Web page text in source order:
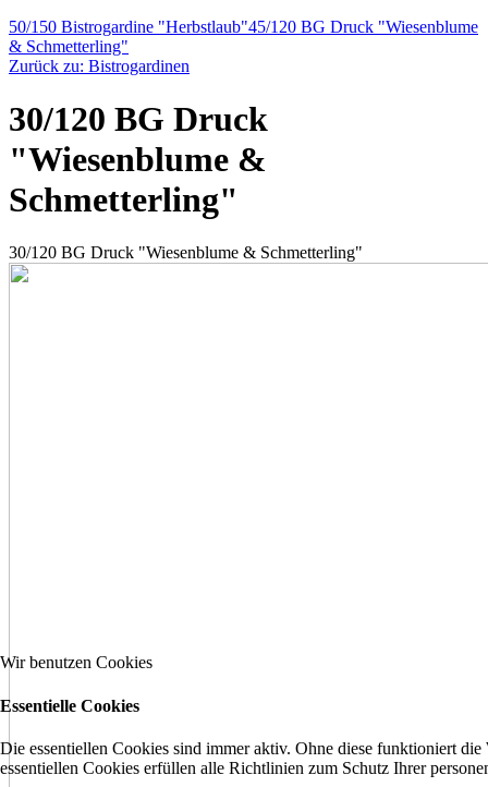
50/150 Bistrogardine "Herbstlaub"45/120 BG Druck "Wiesenblume
& Schmetterling"
Zurück zu: Bistrogardinen
30/120 BG Druck
"Wiesenblume &
Schmetterling"
30/120 BG Druck "Wiesenblume & Schmetterling"
Wir benutzen Cookies
Essentielle Cookies
Die essentiellen Cookies sind immer aktiv. Ohne diese funktioniert die
essentiellen Cookies erfüllen alle Richtlinien zum Schutz Ihrer